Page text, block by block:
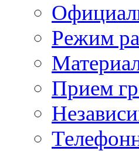
Режим
Прием